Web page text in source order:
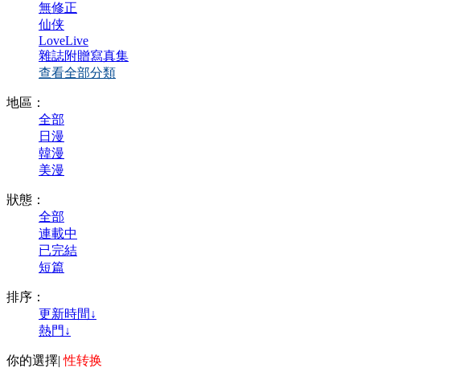
無修正
仙侠
LoveLive
雜誌附贈寫真集
查看全部分類
地區：
全部
日漫
韓漫
美漫
狀態：
全部
連載中
已完結
短篇
排序：
更新時間↓
熱門↓
你的選擇| 性转换